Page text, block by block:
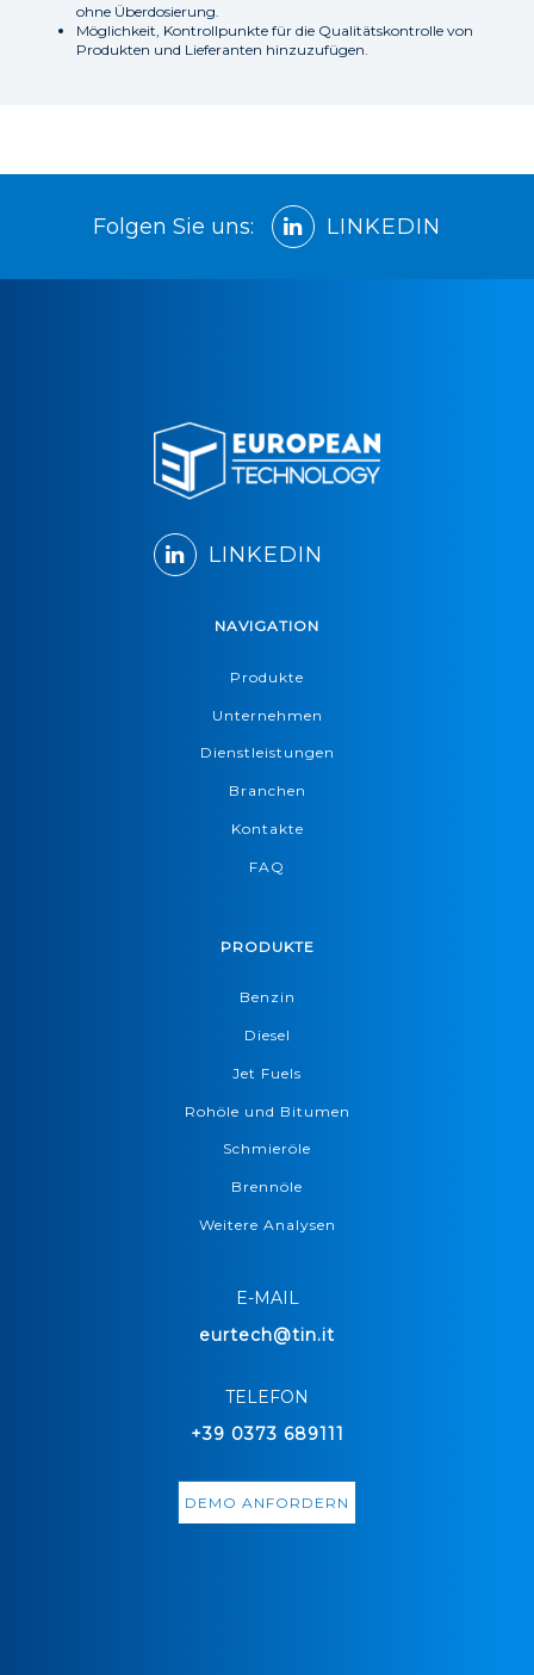
ohne Überdosierung.
Möglichkeit, Kontrollpunkte für die Qualitätskontrolle von
Produkten und Lieferanten hinzuzufügen.
Folgen Sie uns: LINKEDIN
LINKEDIN
NAVIGATION
Produkte
Unternehmen
Dienstleistungen
Branchen
Kontakte
FAQ
PRODUKTE
Benzin
Diesel
Jet Fuels
Rohöle und Bitumen
Schmieröle
Brennöle
Weitere Analysen
E-MAIL
eurtech@tin.it
TELEFON
+39 0373 689111
DEMO ANFORDERN